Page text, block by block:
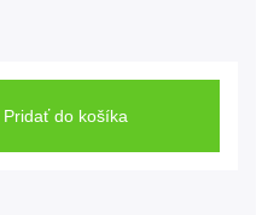
Pridať do košíka